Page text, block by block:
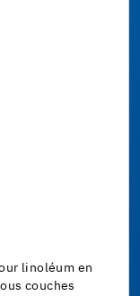
linoléum en
couches